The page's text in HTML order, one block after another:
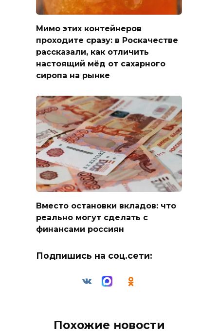
Мимо этих контейнеров
проходите сразу: в Роскачестве
рассказали, как отличить
настоящий мёд от сахарного
сиропа на рынке
Вместо остановки вкладов: что
реально могут сделать с
финансами россиян
Подпишись на соц.сети:
Похожие новости